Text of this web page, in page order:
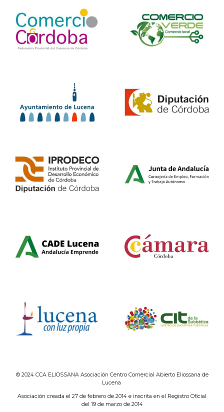
© 2024 CCA ELIOSSANA Asociación Centro Comercial Abierto Eliossana de
Lucena
Asociación creada el 27 de febrero de 2014 e inscrita en el Registro Oficial
del 19 de marzo de 2014